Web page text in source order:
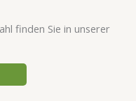
finden Sie in unserer